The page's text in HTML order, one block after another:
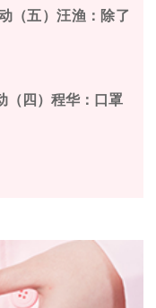
（五）汪渔：除了
（四）程华：口罩